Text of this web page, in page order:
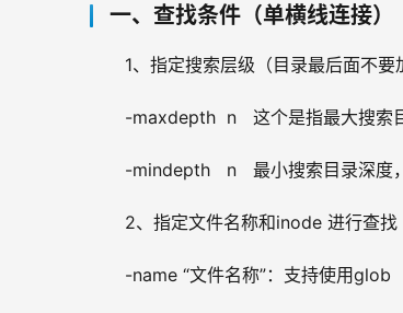
一、查找条件（单横线连接）
1、指定搜索层级（目录最后面不要
-maxdepth  n   这个是指最大搜索
-mindepth   n   最小搜索目录深度
2、指定文件名称和inode 进行查找
-name “文件名称”：支持使用glob